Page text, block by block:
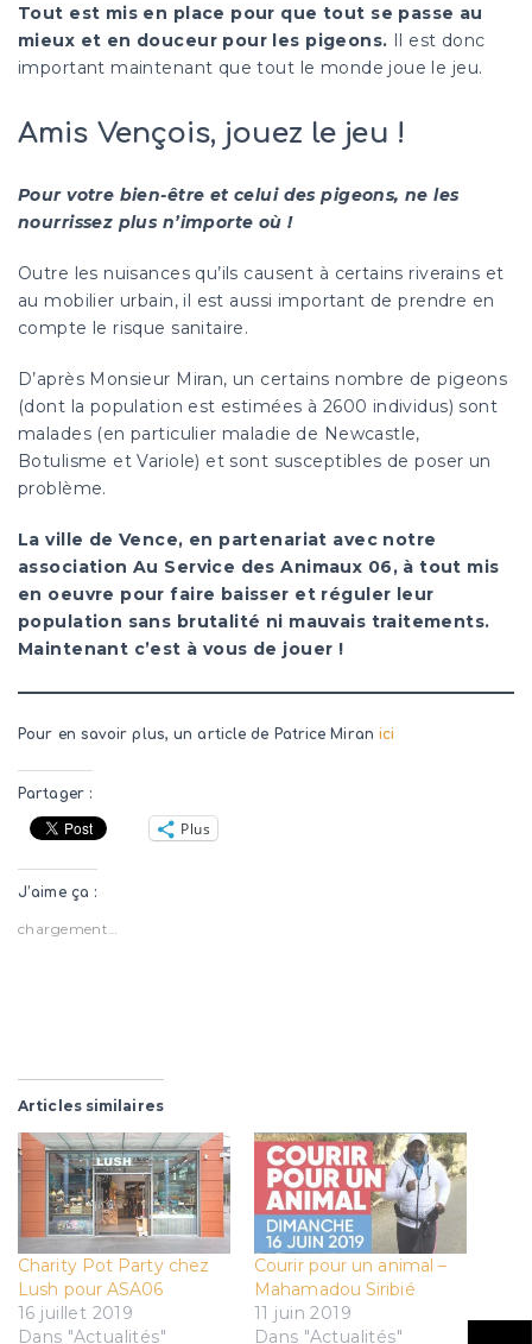
Tout est mis en place pour que tout se passe au
mieux et en douceur pour les pigeons. Il est donc
important maintenant que tout le monde joue le jeu.
Amis Vençois, jouez le jeu !
Pour votre bien-être et celui des pigeons, ne les
nourrissez plus n’importe où !
Outre les nuisances qu’ils causent à certains riverains et
au mobilier urbain, il est aussi important de prendre en
compte le risque sanitaire.
D’après Monsieur Miran, un certains nombre de pigeons
(dont la population est estimées à 2600 individus) sont
malades (en particulier maladie de Newcastle,
Botulisme et Variole) et sont susceptibles de poser un
problème.
La ville de Vence, en partenariat avec notre
association Au Service des Animaux 06, à tout mis
en oeuvre pour faire baisser et réguler leur
population sans brutalité ni mauvais traitements.
Maintenant c’est à vous de jouer !
Pour en savoir plus, un article de Patrice Miran ici
Partager :
Plus
J’aime ça :
chargement…
Articles similaires
Charity Pot Party chez
Lush pour ASA06
16 juillet 2019
Dans "Actualités"
Courir pour un animal –
Mahamadou Siribié
11 juin 2019
Dans "Actualités"